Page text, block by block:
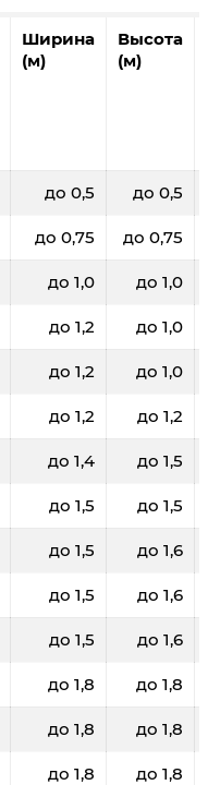
Ширина
(м)
Высота
(м)
до 0,5 до 0,5
до 0,75 до 0,75
до 1,0 до 1,0
до 1,2 до 1,0
до 1,2 до 1,0
до 1,2 до 1,2
до 1,4 до 1,5
до 1,5 до 1,5
до 1,5 до 1,6
до 1,5 до 1,6
до 1,5 до 1,6
до 1,8 до 1,8
до 1,8 до 1,8
до 1,8 до 1,8